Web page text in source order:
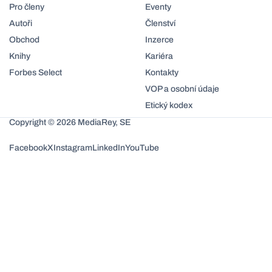
Pro členy
Autoři
Obchod
Knihy
Forbes Select
Eventy
Členství
Inzerce
Kariéra
Kontakty
VOP a osobní údaje
Etický kodex
Copyright © 2026 MediaRey, SE
FacebookXInstagramLinkedInYouTube